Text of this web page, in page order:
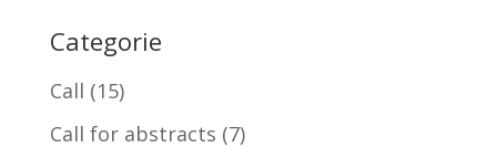
Categorie
Call (15)
Call for abstracts (7)